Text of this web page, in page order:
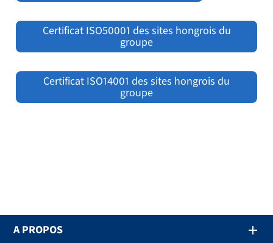
Certificat ISO50001 des sites hongrois du
groupe
Certificat ISO14001 des sites hongrois du
groupe
A PROPOS